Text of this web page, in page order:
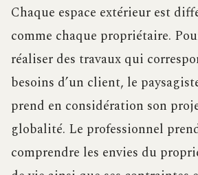
Chaque espace extérieur est
comme chaque propriétaire.
réaliser des travaux qui
besoins d’un client, le
prend en considération son
globalité. Le professionnel
comprendre les envies du